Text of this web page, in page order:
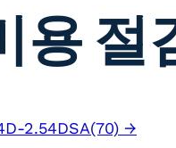
용 절
2.54DSA(70) →